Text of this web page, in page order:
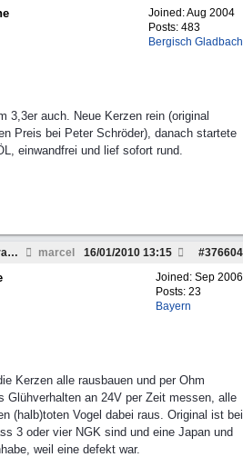
Joined:Aug 2004
Posts: 483
Bergisch Gladbach
3,3er auch. Neue Kerzen rein (original
Preis bei Peter Schröder), danach startete
einwandfrei und lief sofort rund.
Re: Y 60 läuft Unrund und braucht viel Sprit marcel #376604
16/01/2010 13:15
Joined: Sep 2006
Posts: 23
Bayern
Kerzen alle rausbauen und per Ohm
Glühverhalten an 24V per Zeit messen, alle
(halb)toten Vogel dabei raus. Original ist bei
3 oder vier NGK sind und eine Japan und
weil eine defekt war.